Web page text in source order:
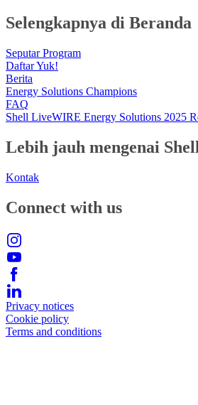
Selengkapnya di Beranda
Seputar Program
Daftar Yuk!
Berita
Energy Solutions Champions
FAQ
Shell LiveWIRE Energy Solutions 2025
Lebih jauh mengenai Shell
Kontak
Connect with us
Privacy notices
Cookie policy
Terms and conditions